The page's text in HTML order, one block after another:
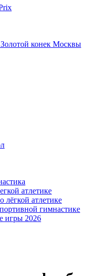
конек Москвы
атлетике
атлетике
гимнастике
игры 2026